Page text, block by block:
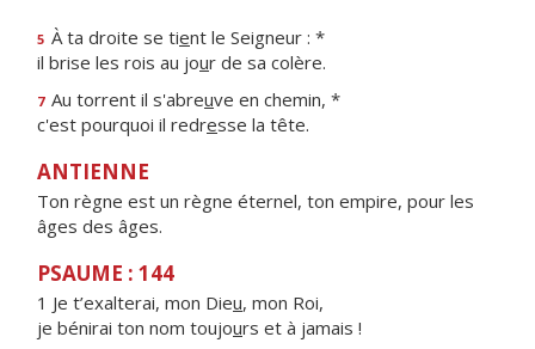
5 À ta droite se tient le Seigneur : *
il brise les rois au jour de sa colère.
7 Au torrent il s'abreuve en chemin, *
c'est pourquoi il redresse la tête.
ANTIENNE
Ton règne est un règne éternel, ton empire, pour les
âges des âges.
PSAUME : 144
1 Je t’exalterai, mon Dieu, mon Roi,
je bénirai ton nom toujours et à jamais !